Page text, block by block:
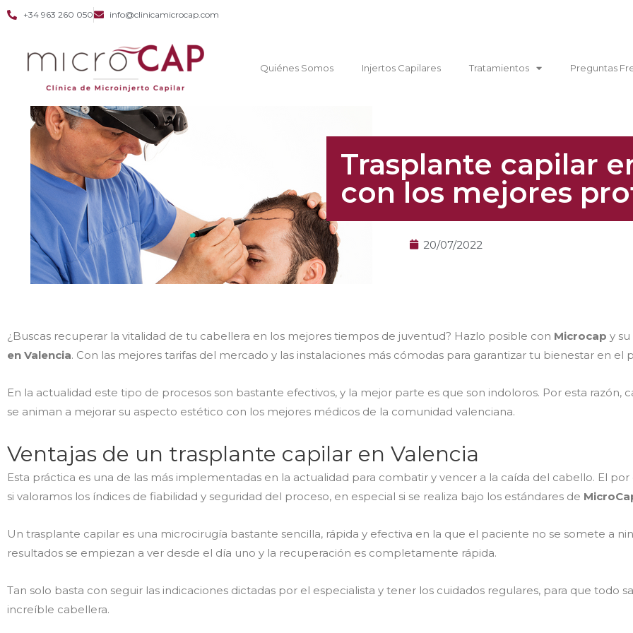
+34 963 260 050 info@clinicamicrocap.com
Quiénes Somos Injertos Capilares Tratamientos Preguntas
Trasplante capilar
con los mejores
20/07/2022
¿Buscas recuperar la vitalidad de tu cabellera en los mejores tiempos de juventud? Hazlo posible con Microcap y
en Valencia. Con las mejores tarifas del mercado y las instalaciones más cómodas para garantizar tu bienestar en el
En la actualidad este tipo de procesos son bastante efectivos, y la mejor parte es que son indoloros. Por esta razón,
se animan a mejorar su aspecto estético con los mejores médicos de la comunidad valenciana.
Ventajas de un trasplante capilar en Valencia
Esta práctica es una de las más implementadas en la actualidad para combatir y vencer a la caída del cabello. El
si valoramos los índices de fiabilidad y seguridad del proceso, en especial si se realiza bajo los estándares de
Un trasplante capilar es una microcirugía bastante sencilla, rápida y efectiva en la que el paciente no se somete a
resultados se empiezan a ver desde el día uno y la recuperación es completamente rápida.
Tan solo basta con seguir las indicaciones dictadas por el especialista y tener los cuidados regulares, para que todo
increíble cabellera.